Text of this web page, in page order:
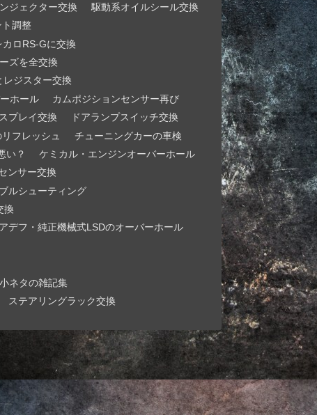
ジェクター交換
駆動系オイルシール交換
調整
ロRS-Gに交換
ズを全交換
ジスター交換
ホール
カムポジションセンサー再び
プレイ交換
ドアランプスイッチ交換
フレッシュ
チューニングカーの車検
い？
ケミカル・エンジンオーバーホール
ンサー交換
ルシューティング
換
デフ・純正機械式LSDのオーバーホール
小ネタの雑記集
ステアリングラック交換